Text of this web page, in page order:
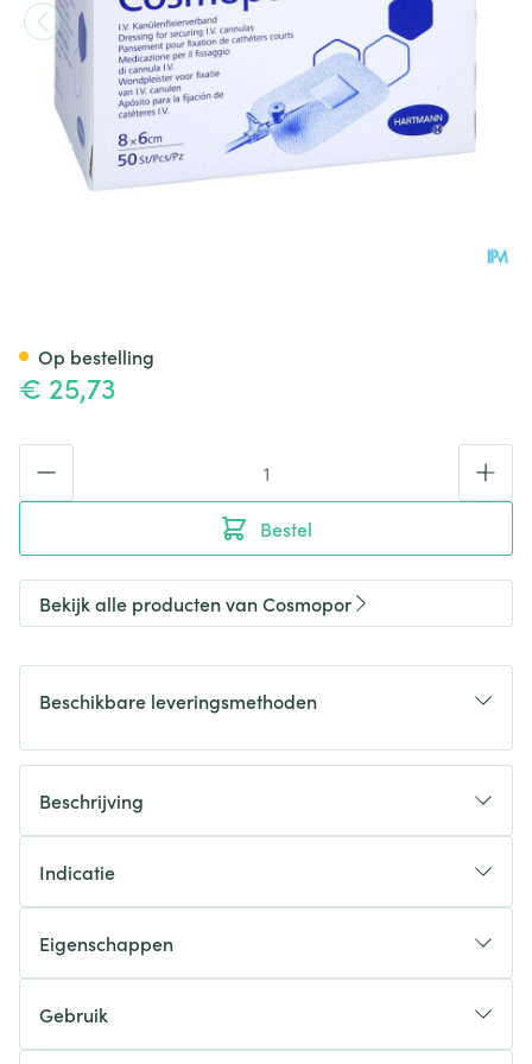
€ 25,73
Bestel
Op bestelling
Bekijk alle producten van Cosmopor
Beschikbare leveringsmethoden
Beschrijving
Indicatie
Eigenschappen
Gebruik